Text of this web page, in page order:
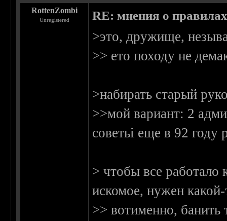
RottenZombi
Unregistered RE: мнения о
>это, дружище,
>> ето походу не
>набирать старый
>>мой вариант: 2
советьі еще в 92 году
> чтобы все
искомое, нужен
>> вотименно, банить